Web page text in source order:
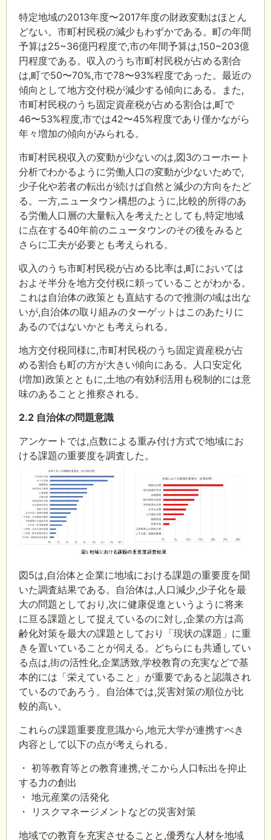
特定地域の2013年度〜2017年度の財政変動はほとん
どない。市町村民税の減少もわずかである。町の年間
予算は25~36億円程度で,市の年間予算は,150~203億
円程度である。収入のうち市町村民税が占める割合
は,町で50〜70%,市で78〜93%程度であった。最近の
傾向として地方交付税が減少する傾向にある。また,
市町村民税のうち固定資産税が占める割合は,町で
46〜53%程度,市では42〜45%程度であり僅かながら
年々増加の傾向がみられる。
市町村民税収入の変動が少ないのは,図3のコーホート
分析でわかるように労働人口の変動が少ないためで,
少子化や若者の転出が続けば自然と減少の方向をたど
る。一方,ニュータウン構想のように,比較的所得のあ
る労働人口層の大量転入を考えたとしても,特定地域
に点在する40年前のニュータウンのその後をみると
さらに工夫が必要とも考えられる。
収入のうち市町村民税が占める比率は,町においては
およそ半分を地方交付税に頼っていることがわかる。
これは自治体の政策とも直結するので推測の域は出な
いが,自治体の取り組みのターゲットはこのあたりに
あるのではないかとも考えられる。
地方交付税同様に,市町村民税のうち固定資産税が占
める割合も町の方が大きい傾向にある。人口安定化
(増加)政策とともに,土地の有効利活用も税制的には意
味のあることと推察される。
2.2 自治体の問題意識
アンケートでは,点数による重み付け方式で地域にお
ける課題の重要度を調査した。
図5は,自治体と企業に地域における課題の重要度を聞
いた調査結果である。自治体は,人口減少,少子化を最
大の問題としており,次に健康促進というように将来
に亘る課題として捉えているのに対し,企業の方は高
齢化対策を最大の課題としており「現状の課題」に重
きを置いていることが伺える。どちらにも共通してい
る点は,街の活性化,企業誘致,学校教育の充実などで基
本的には「栄えていること」が重要であると認識され
ているのであろう。自治体では,災害対策の順位が比
較的高い。
これらの課題重要度意識から,地元大学が連携すべき
内容として以下の点が考えられる。
・ 初等教育等との教育連携,そこから人口転出を抑止
する力の創出
・ 地元産業の活発化
・ リスクマネージメントなどの災害対策
地域での教育を充実させることと,優秀な人材を地域